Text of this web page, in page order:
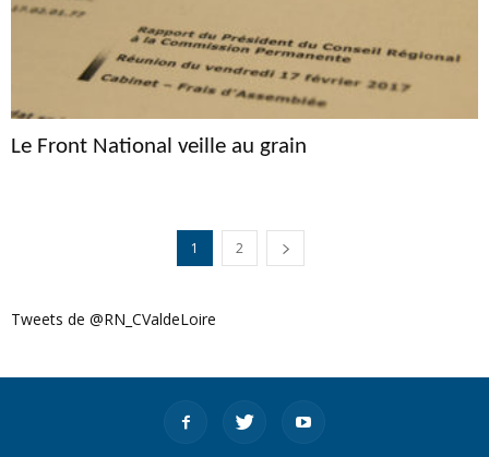
Le Front National veille au grain
1 2
Tweets de @RN_CValdeLoire